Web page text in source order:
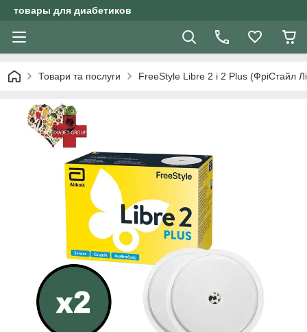
товары для диабетиков
Товари та послуги FreeStyle Libre 2 і 2 Plus (ФріСтайл